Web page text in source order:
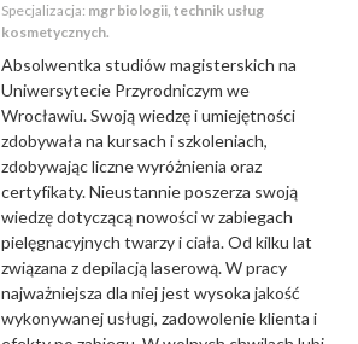
Specjalizacja: mgr biologii, technik usług
kosmetycznych.
Absolwentka studiów magisterskich na
Uniwersytecie Przyrodniczym we
Wrocławiu. Swoją wiedzę i umiejętności
zdobywała na kursach i szkoleniach,
zdobywając liczne wyróżnienia oraz
certyfikaty. Nieustannie poszerza swoją
wiedzę dotyczącą nowości w zabiegach
pielęgnacyjnych twarzy i ciała. Od kilku lat
związana z depilacją laserową. W pracy
najważniejsza dla niej jest wysoka jakość
wykonywanej usługi, zadowolenie klienta i